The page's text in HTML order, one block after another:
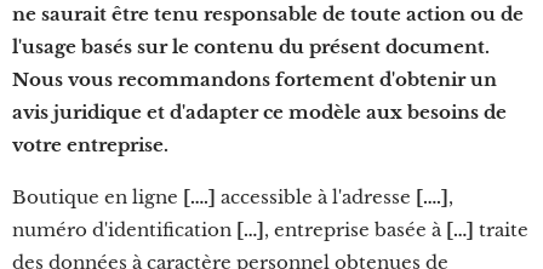
ne saurait être tenu responsable de toute action ou de
l'usage basés sur le contenu du présent document.
Nous vous recommandons fortement d'obtenir un
avis juridique et d'adapter ce modèle aux besoins de
votre entreprise.
Boutique en ligne [….] accessible à l'adresse [….],
numéro d'identification […], entreprise basée à […] traite
des données à caractère personnel obtenues de